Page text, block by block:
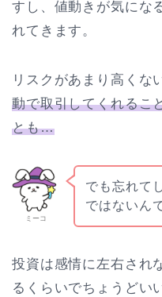
すし、値動きが気にな
れてきます。
リスクがあまり高くな
動で取引してくれるこ
とも…
ミーコ
でも忘れて
ではないん
投資は感情に左右され
るくらいでちょうどい